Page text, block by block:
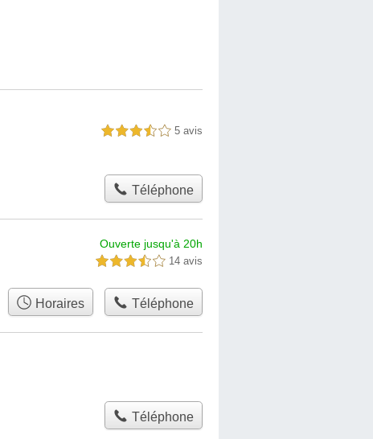
3,5 étoiles sur 5 5 avis
Téléphone
Ouverte jusqu'à 20h
3,5 étoiles sur 5 14 avis
Horaires Téléphone
Téléphone